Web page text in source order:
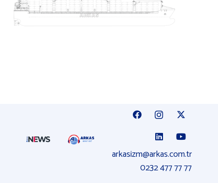
arkasizm@arkas.com.tr
0232 477 77 77